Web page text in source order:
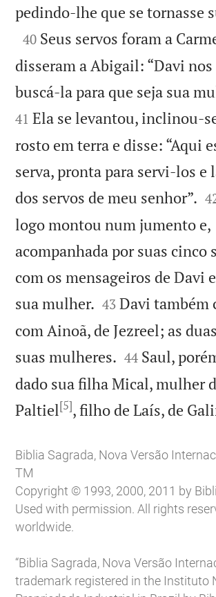
pedindo-lhe que se tornasse

40 Seus servos foram a
disseram a Abigail: “Davi
buscá-la para que seja sua
41 Ela se levantou, inclinou-
rosto em terra e disse: “Aqui
serva, pronta para servi-los e
dos servos de meu senhor”. 
logo montou num jumento e,
acompanhada por suas cinco
com os mensageiros de Davi
sua mulher. 

43 Davi também
com Ainoã, de Jezreel; as
suas mulheres. 

44 Saul,
dado sua filha Mical, mulher
Paltiel[5], filho de Laís, de
Biblia Sagrada, Nova Versão
TM
Copyright © 1993, 2000, 2011 by
Used with permission. All rights
worldwide.
“Biblia Sagrada, Nova Versão
trademark registered in the Instituto